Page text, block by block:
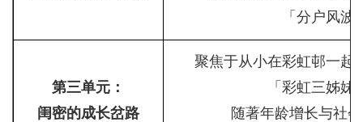
「分户风波
第三单元：
闺密的成长岔路
聚焦于从小在彩虹邨一起
「彩虹三姊妹
随著年龄增长与社